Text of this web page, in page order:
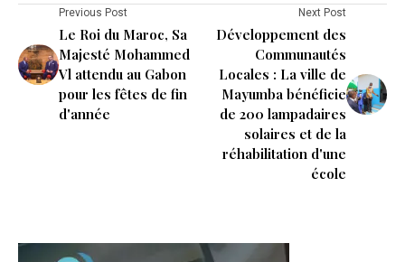
Previous Post
Le Roi du Maroc, Sa
Majesté Mohammed
Vl attendu au Gabon
pour les fêtes de fin
d'année
Next Post
Développement des
Communautés
Locales : La ville de
Mayumba bénéficie
de 200 lampadaires
solaires et de la
réhabilitation d'une
école